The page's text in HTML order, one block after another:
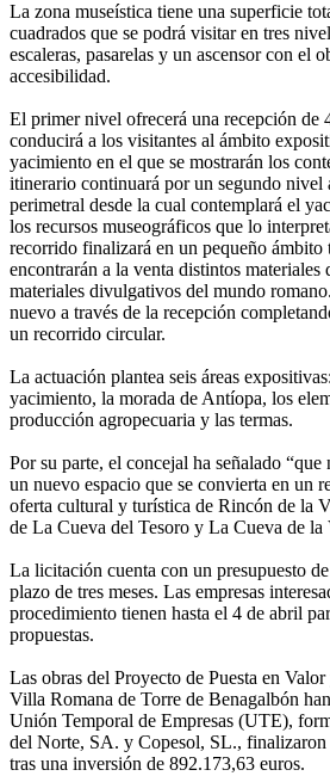
La zona museística tiene una superficie
cuadrados que se podrá visitar en tres
escaleras, pasarelas y un ascensor con el
accesibilidad.
El primer nivel ofrecerá una recepción de
conducirá a los visitantes al ámbito
yacimiento en el que se mostrarán los
itinerario continuará por un segundo nivel
perimetral desde la cual contemplará el
los recursos museográficos que lo
recorrido finalizará en un pequeño ámbito
encontrarán a la venta distintos materiales
materiales divulgativos del mundo
nuevo a través de la recepción
un recorrido circular.
La actuación plantea seis áreas
yacimiento, la morada de Antíopa, los
producción agropecuaria y las termas.
Por su parte, el concejal ha señalado
un nuevo espacio que se convierta en un
oferta cultural y turística de Rincón de la
de La Cueva del Tesoro y La Cueva de la
La licitación cuenta con un presupuesto
plazo de tres meses. Las empresas
procedimiento tienen hasta el 4 de abril
propuestas.
Las obras del Proyecto de Puesta en
Villa Romana de Torre de Benagalbón
Unión Temporal de Empresas (UTE),
del Norte, SA. y Copesol, SL., finalizaron
tras una inversión de 892.173,63 euros.